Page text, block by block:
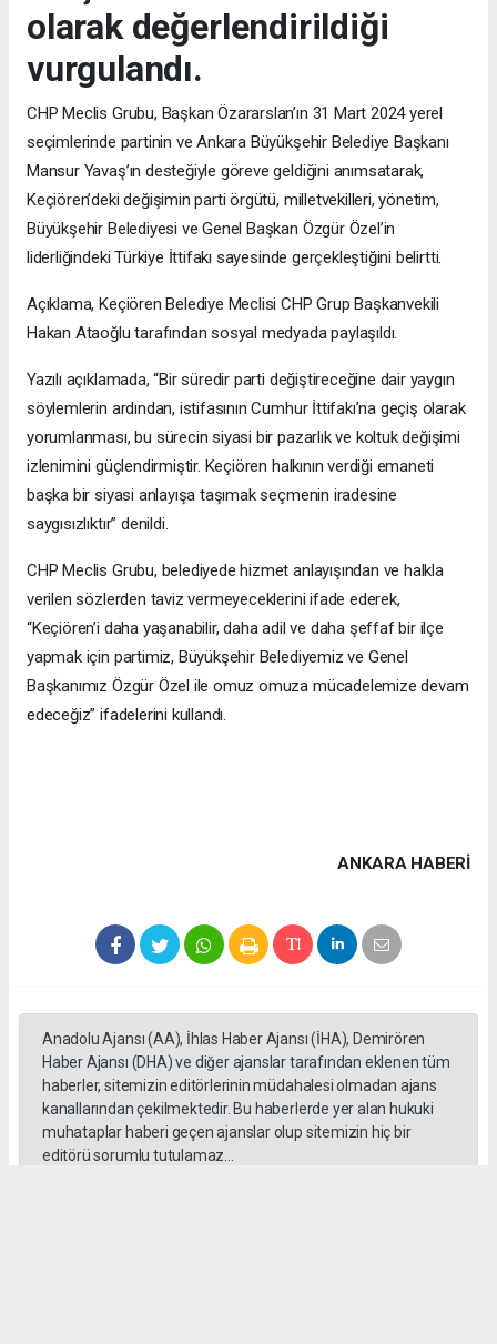
olarak değerlendirildiği
vurgulandı.
CHP Meclis Grubu, Başkan Özararslan’ın 31 Mart 2024 yerel
seçimlerinde partinin ve Ankara Büyükşehir Belediye Başkanı
Mansur Yavaş’ın desteğiyle göreve geldiğini anımsatarak,
Keçiören’deki değişimin parti örgütü, milletvekilleri, yönetim,
Büyükşehir Belediyesi ve Genel Başkan Özgür Özel’in
liderliğindeki Türkiye İttifakı sayesinde gerçekleştiğini belirtti.
Açıklama, Keçiören Belediye Meclisi CHP Grup Başkanvekili
Hakan Ataoğlu tarafından sosyal medyada paylaşıldı.
Yazılı açıklamada, “Bir süredir parti değiştireceğine dair yaygın
söylemlerin ardından, istifasının Cumhur İttifakı’na geçiş olarak
yorumlanması, bu sürecin siyasi bir pazarlık ve koltuk değişimi
izlenimini güçlendirmiştir. Keçiören halkının verdiği emaneti
başka bir siyasi anlayışa taşımak seçmenin iradesine
saygısızlıktır” denildi.
CHP Meclis Grubu, belediyede hizmet anlayışından ve halkla
verilen sözlerden taviz vermeyeceklerini ifade ederek,
“Keçiören’i daha yaşanabilir, daha adil ve daha şeffaf bir ilçe
yapmak için partimiz, Büyükşehir Belediyemiz ve Genel
Başkanımız Özgür Özel ile omuz omuza mücadelemize devam
edeceğiz” ifadelerini kullandı.
ANKARA HABERİ
Anadolu Ajansı (AA), İhlas Haber Ajansı (İHA), Demirören
Haber Ajansı (DHA) ve diğer ajanslar tarafından eklenen tüm
haberler, sitemizin editörlerinin müdahalesi olmadan ajans
kanallarından çekilmektedir. Bu haberlerde yer alan hukuki
muhataplar haberi geçen ajanslar olup sitemizin hiç bir
editörü sorumlu tutulamaz...